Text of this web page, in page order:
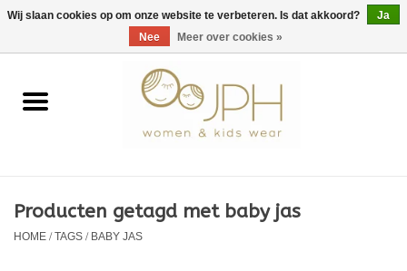
EUR/GBP/USD 0 Artikelen - €0,00
Home
Kids
Producten getagd met baby jas
HOME/TAGS/BABY JAS
Wij slaan cookies op om onze website te verbeteren. Is dat akkoord?
Ja
Nee
Meer over cookies »